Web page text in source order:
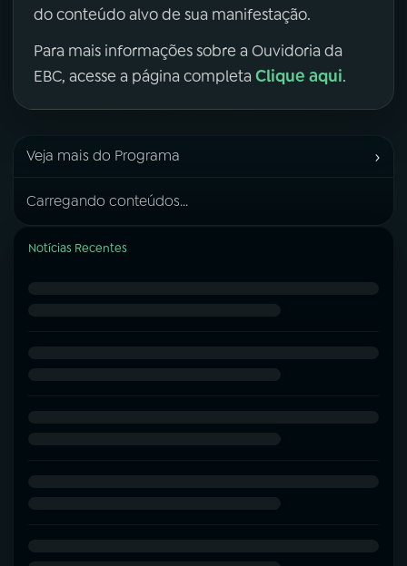
do conteúdo alvo de sua manifestação.
Para mais informações sobre a Ouvidoria da
EBC, acesse a página completa Clique aqui.
Veja mais do Programa ›
Carregando conteúdos...
Notícias Recentes